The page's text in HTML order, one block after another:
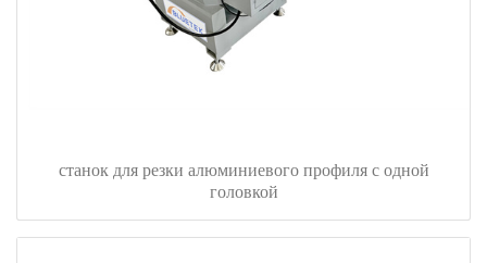
станок для резки алюминиевого профиля с одной
головкой